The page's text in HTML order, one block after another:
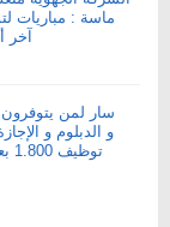
آخر أجل
سار لمن يتوفرون